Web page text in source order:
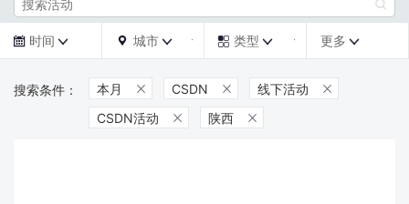

 时间   城市   类型  更多 
本月  CSDN  线下活动 
CSDN活动  陕西 